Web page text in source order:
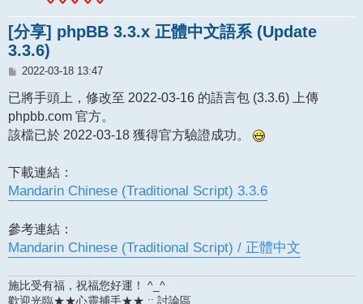
[分享] phpBB 3.3.x 正體中文語系 (Update
3.3.6)
文
2022-03-18 13:47
已將手頭上，修改至 2022-03-16 的語言包 (3.3.6) 上傳
phpbb.com 官方。
該檔已於 2022-03-18 獲得官方驗證成功。
下載連結：
Mandarin Chinese (Traditional Script) 3.3.6
參考連結：
Mandarin Chinese (Traditional Script) / 正體中文
施比受有福，祝福您好運！ ^_^
歡迎光臨★★心靈捕手★★ :: 討論區